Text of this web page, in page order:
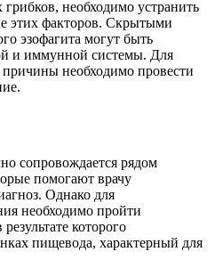
необходимо устранить
этих факторов. Скрытыми
эзофагита могут быть
и иммунной системы. Для
необходимо провести
сопровождается рядом
помогают врачу
Однако для
необходимо пройти
которого
пищевода, характерный для